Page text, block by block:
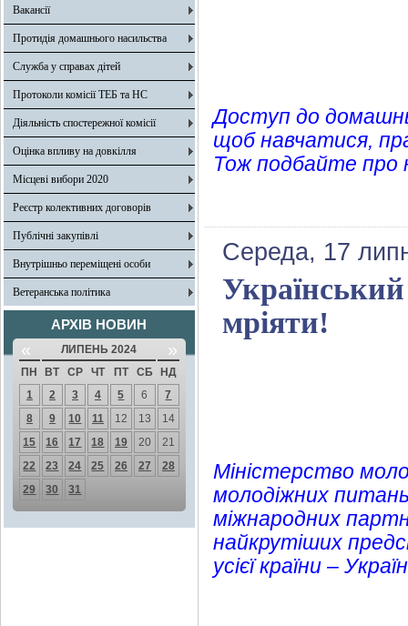
Вакансії
Протидія домашнього насильства
Служба у справах дітей
Протоколи комісії ТЕБ та НС
Діяльність спостережної комісії
Оцінка впливу на довкілля
Місцеві вибори 2020
Реєстр колективних договорів
Публічні закупівлі
Внутрішньо переміщені особи
Ветеранська політика
АРХІВ НОВИН
« ЛИПЕНЬ 2024 »
ПН ВТ СР ЧТ ПТ СБ
НД
1
2 3 4 5 6
7
8
9 10 11 12 13
14
15
16 17 18 19 20
21
22
23 24 25 26 27
28
29
30 31
Доступ до
щоб навчатися,
Тож подбайте про
Середа, 17
мріяти!
Міністерство
молодіжних
міжнародних
найкрутіших
усієї країни –